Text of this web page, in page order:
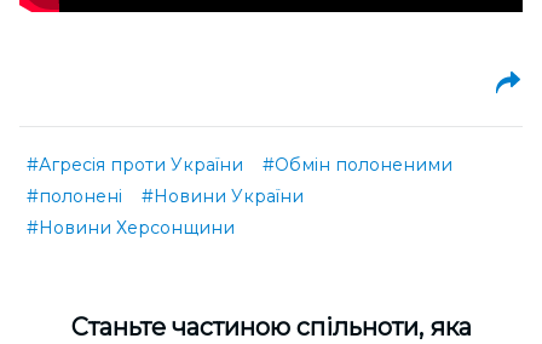
#Агресія проти України
#Обмін полоненими
#полонені
#Новини України
#Новини Херсонщини
Cтаньте частиною спільноти, яка